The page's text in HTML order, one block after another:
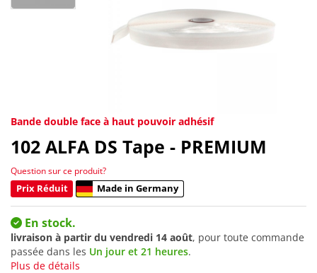
Bande double face à haut pouvoir adhésif
102 ALFA DS Tape - PREMIUM
Question sur ce produit?
Prix Réduit
Made in Germany
En stock.
livraison à partir du vendredi 14 août, pour toute commande
passée dans les Un jour et 21 heures.
Plus de détails